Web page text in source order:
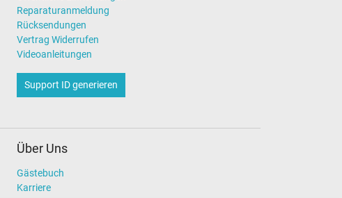
Reparaturanmeldung
Rücksendungen
Vertrag Widerrufen
Videoanleitungen
Support ID generieren
Über Uns
Gästebuch
Karriere